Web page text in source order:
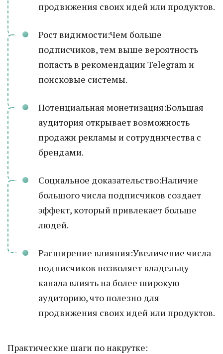
продвижения своих идей или продуктов.
Рост видимости:Чем больше
подписчиков, тем выше вероятность
попасть в рекомендации Telegram и
поисковые системы.
Потенциальная монетизация:Большая
аудитория открывает возможность
продажи рекламы и сотрудничества с
брендами.
Социальное доказательство:Наличие
большого числа подписчиков создает
эффект, который привлекает больше
людей.
Расширение влияния:Увеличение числа
подписчиков позволяет владельцу
канала влиять на более широкую
аудиторию, что полезно для
продвижения своих идей или продуктов.
Практические шаги по накрутке: